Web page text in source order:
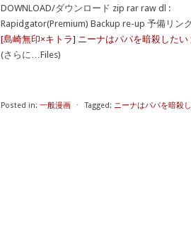
DOWNLOAD/ダウンロード zip rar raw dl :
Rapidgator(Premium) Backup re-up 予備リンク
[島崎無印×キトラ] ニーナはパパを暗殺したい
(さらに…Files)
Posted in: 一般漫画 ⋅ Tagged: ニーナはパパを暗殺